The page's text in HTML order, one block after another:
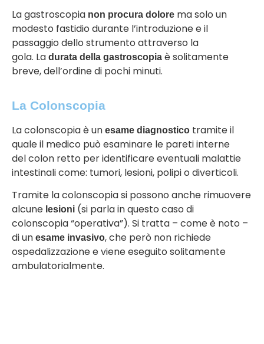
La gastroscopia non procura dolore ma solo un
modesto fastidio durante l’introduzione e il
passaggio dello strumento attraverso la
gola. La durata della gastroscopia è solitamente
breve, dell’ordine di pochi minuti.
La Colonscopia
La colonscopia è un esame diagnostico tramite il
quale il medico può esaminare le pareti interne
del colon retto per identificare eventuali malattie
intestinali come: tumori, lesioni, polipi o diverticoli.
Tramite la colonscopia si possono anche rimuovere
alcune lesioni (si parla in questo caso di
colonscopia “operativa”). Si tratta – come è noto –
di un esame invasivo, che però non richiede
ospedalizzazione e viene eseguito solitamente
ambulatorialmente.